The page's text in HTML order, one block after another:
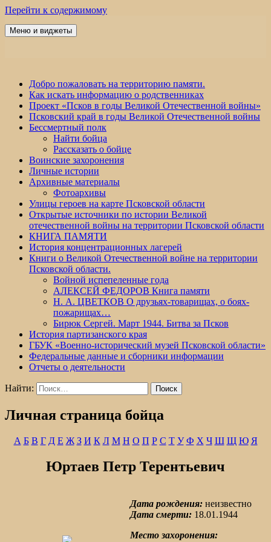
Перейти к содержимому
Победа 60
Меню и виджеты
Добро пожаловать на территорию памяти.
Как искать информацию о родственниках
Проект «Псков в годы Великой Отечественной войны»
Псковский край в годы Великой Отечественной войны
Бессмертный полк
Найти бойца
Рассказать о бойце
Воинские захоронения
Личные истории
Архивные материалы
Фотоархивы
Улицы героев на карте Псковской области
Открытые источники по истории Великой
отечественной войны на территории Псковской области
КНИГА ПАМЯТИ
История концентрационных лагерей
Книги о Великой Отечественной войне на территории
Псковской области.
Войной испепеленные года
АЛЕКСЕЙ ФЕДОРОВ Книга памяти
Н. А. ЦВЕТКОВ О друзьях-товарищах, о боях-
пожарищах…
Бирюк Сергей. Март 1944. Битва за Псков
История партизанского края
ГБУК «Военно-исторический музей Псковской области»
Федеральные данные и сборники информации
Отчеты о деятельности
Найти:
Личная страница бойца
А Б В Г Д Е Ж З И К Л М Н О П Р С Т У Ф Х Ч Ш Щ Ю Я
Юртаев Петр Терентьевич
Дата рождения: неизвестно
Дата смерти: 18.01.1944
Место захоронения: